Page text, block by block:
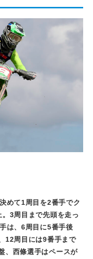
めて1周目を2番手でク
3周目まで先頭を走っ
は、6周目に5番手後
12周目には9番手まで
、西條選手はペースが